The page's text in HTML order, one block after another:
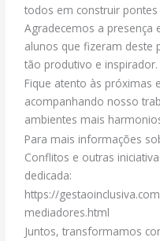
todos em construir
Agradecemos a
alunos que fizeram
tão produtivo e inspirador.
Fique atento às próximas
acompanhando nosso
ambientes mais
Para mais informações
Conflitos e outras
dedicada:
https://
mediadores.html
Juntos, transformamos